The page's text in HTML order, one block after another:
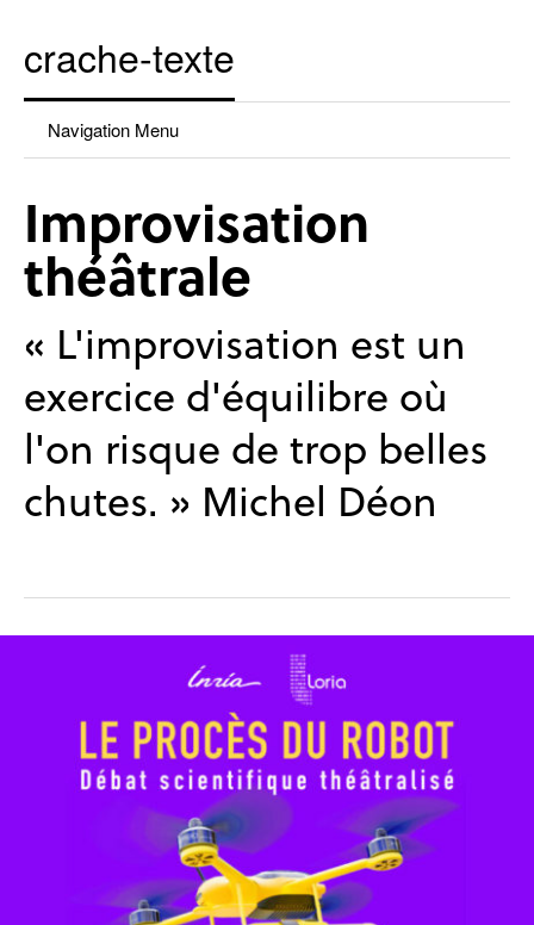
crache-texte
Navigation Menu
Improvisation
théâtrale
« L'improvisation est un
exercice d'équilibre où
l'on risque de trop belles
chutes. » Michel Déon